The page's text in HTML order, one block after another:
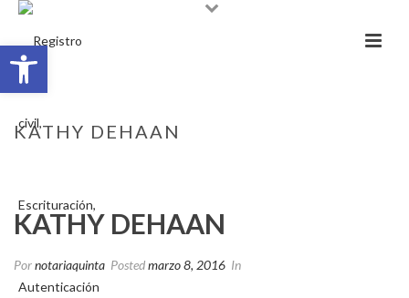
Abrir barra de herramientas
KATHY DEHAAN
KATHY DEHAAN
Pornotariaquinta Postedmarzo 8, 2016 In